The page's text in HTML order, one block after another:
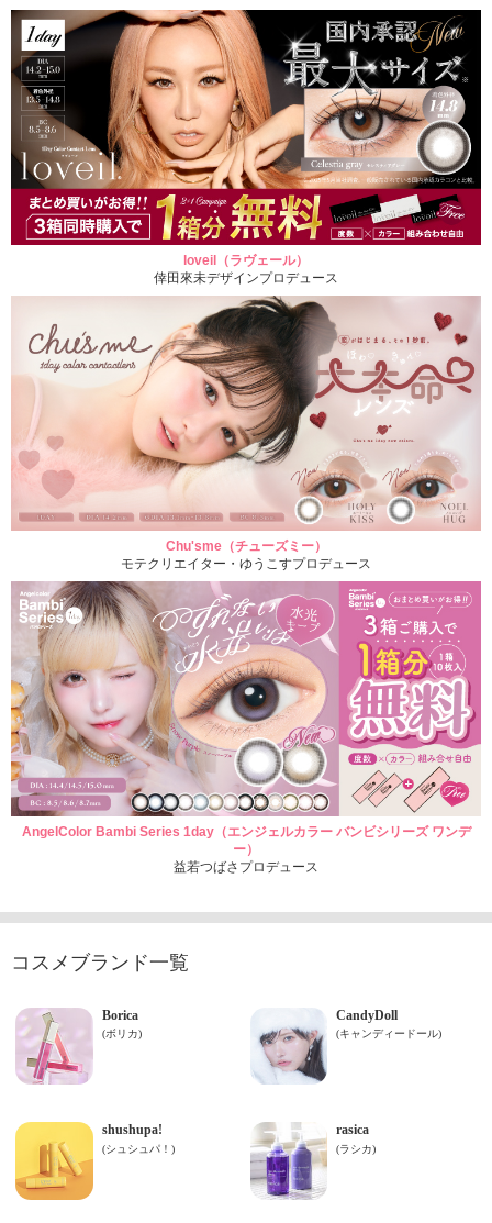
loveil（ラヴェール）
倖田來未デザインプロデュース
Chu'sme（チューズミー）
モテクリエイター・ゆうこすプロデュース
AngelColor Bambi Series 1day（エンジェルカラー バンビシリーズ ワンデ
ー）
益若つばさプロデュース
コスメブランド一覧